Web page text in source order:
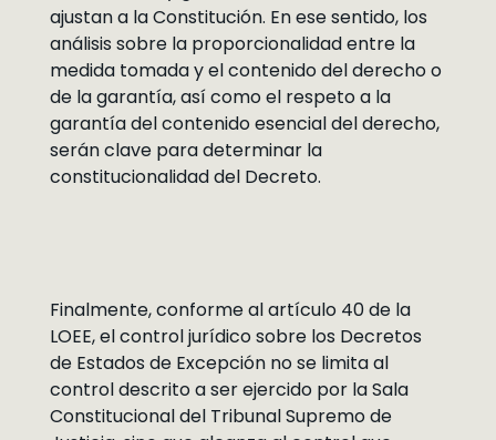
ajustan a la Constitución. En ese sentido, los
análisis sobre la proporcionalidad entre la
medida tomada y el contenido del derecho o
de la garantía, así como el respeto a la
garantía del contenido esencial del derecho,
serán clave para determinar la
constitucionalidad del Decreto.
Finalmente, conforme al artículo 40 de la
LOEE, el control jurídico sobre los Decretos
de Estados de Excepción no se limita al
control descrito a ser ejercido por la Sala
Constitucional del Tribunal Supremo de